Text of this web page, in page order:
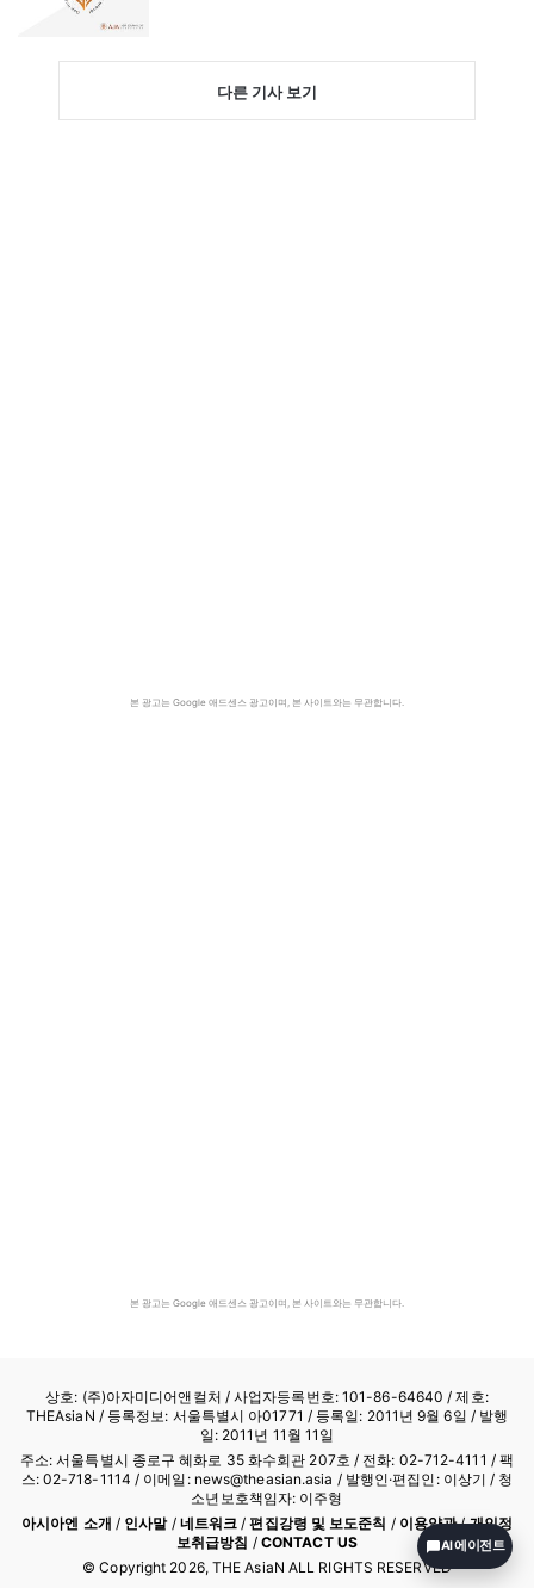
다른 기사 보기
본 광고는 Google 애드센스 광고이며, 본 사이트와는 무관합니다.
본 광고는 Google 애드센스 광고이며, 본 사이트와는 무관합니다.
상호: (주)아자미디어앤컬처 /사업자등록번호: 101-86-64640 / 제호:
THEAsiaN / 등록정보: 서울특별시 아01771 / 등록일: 2011년 9월 6일 / 발행
일: 2011년 11월 11일
주소: 서울특별시 종로구 혜화로 35 화수회관 207호 / 전화: 02-712-4111 / 팩
스: 02-718-1114 / 이메일: news@theasian.asia / 발행인·편집인: 이상기 / 청
소년보호책임자: 이주형
아시아엔 소개 / 인사말/ 네트워크 /편집강령 및 보도준칙 / 이용약관/개인정
보취급방침 / CONTACT US
© Copyright 2026, THE AsiaN ALL RIGHTS RESERVED
AI 에이전트